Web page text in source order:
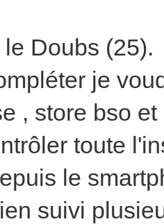
Doubs (25).
je
, store bso
toute
le
suivi